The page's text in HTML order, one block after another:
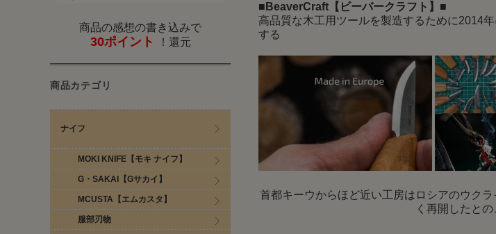
■ BeaverCraft【ビーバークラフト】 ■
高品質な木工用ツールを製造するために2014
する
首都キーウからほど近い工房はロシアのウク
く再開したと
商品の感想の書き込みで
30ポイント ！還元
商品カテゴリ
ナイフ
MOKI KNIFE【モキ ナイフ】
G・SAKAI【Gサカイ】
MCUSTA【エムカスタ】
服部刃物